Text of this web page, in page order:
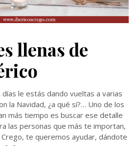
llenas de
le estás dando vueltas a varias
la Navidad, ¿a qué sí?… Uno de los
más tiempo es buscar ese detalle
las personas que más te importan,
te queremos ayudar, dándote